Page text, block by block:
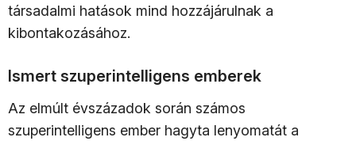
társadalmi hatások mind hozzájárulnak a
kibontakozásához.
Ismert szuperintelligens emberek
Az elmúlt évszázadok során számos
szuperintelligens ember hagyta lenyomatát a